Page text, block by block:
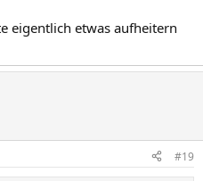
eigentlich etwas aufheitern
#19